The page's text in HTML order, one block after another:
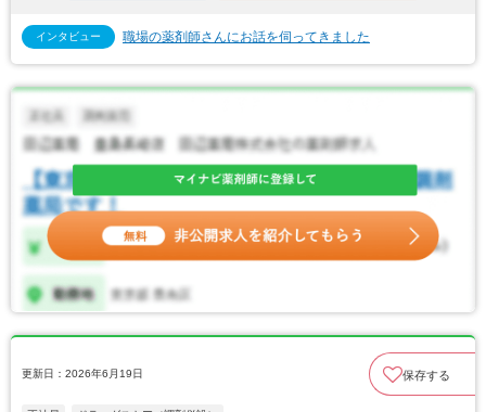
インタビュー 職場の薬剤師さんにお話を伺ってきました
更新日：2026年6月19日 保存する